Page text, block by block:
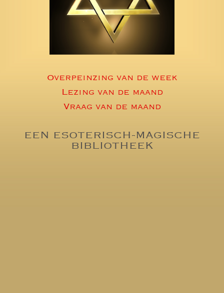
Overpeinzing van de week
Lezing van de maand
Vraag van de maand
EEN ESOTERISCH-MAGISCHE
BIBLIOTHEEK